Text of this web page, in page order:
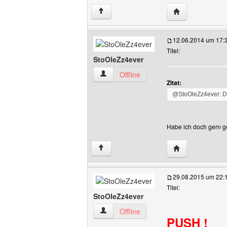
↑ Website dieses
StoOleZz4ever
StoOleZz4ever Benutzer-Profile anzeigen
Offline
12.06.2014 um
Titel:
Zitat:
@StoOleZz4ever:
Habe ich doch gern
↑ Website dieses
StoOleZz4ever
StoOleZz4ever Benutzer-Profile anzeigen
Offline
29.08.2015 um
Titel:
PUSH !